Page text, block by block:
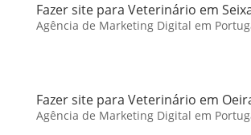
Fazer site para Veterinário em
Agência de Marketing Digital em
Fazer site para Veterinário em
Agência de Marketing Digital em